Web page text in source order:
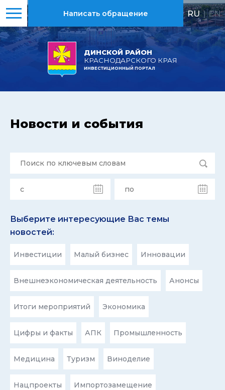
ДИНСКОЙ РАЙОН
КРАСНОДАРСКОГО КРАЯ
ИНВЕСТИЦИОННЫЙ ПОРТАЛ
Написать обращение RU | EN
Новости и события
Выберите интересующие Вас темы
новостей:
Инвестиции Малый бизнес Инновации
Внешнеэкономическая деятельность Анонсы
Итоги мероприятий Экономика
Цифры и факты АПК Промышленность
Медицина Туризм Виноделие
Нацпроекты Импортозамещение